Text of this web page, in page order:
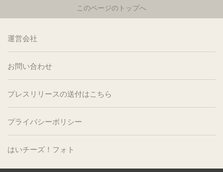
このページのトップへ
運営会社
お問い合わせ
プレスリリースの送付はこちら
プライバシーポリシー
はいチーズ！フォト